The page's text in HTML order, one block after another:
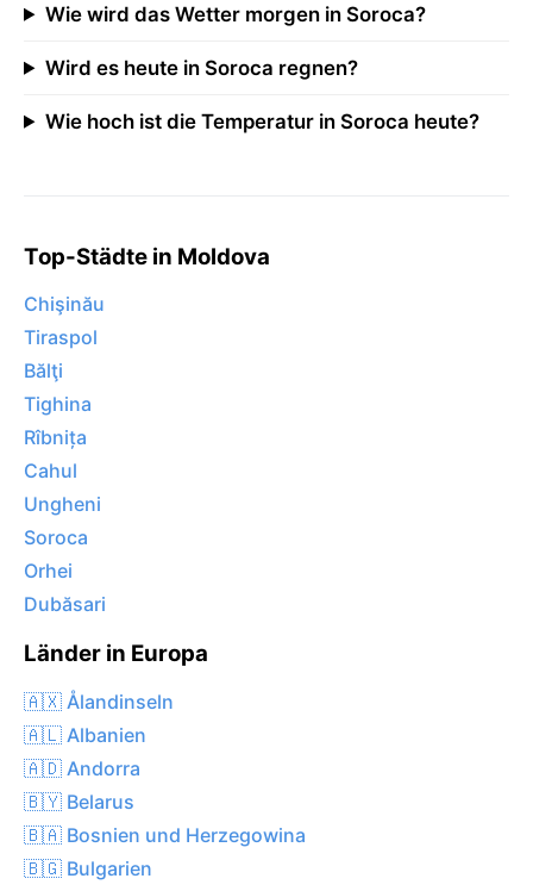
Wie wird das Wetter morgen in Soroca?
Wird es heute in Soroca regnen?
Wie hoch ist die Temperatur in Soroca heute?
Top-Städte in Moldova
Chişinău
Tiraspol
Bălţi
Tighina
Rîbnița
Cahul
Ungheni
Soroca
Orhei
Dubăsari
Länder in Europa
🇦🇽 Ålandinseln
🇦🇱 Albanien
🇦🇩 Andorra
🇧🇾 Belarus
🇧🇦 Bosnien und Herzegowina
🇧🇬 Bulgarien